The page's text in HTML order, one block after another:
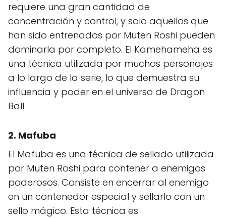
requiere una gran cantidad de
concentración y control, y solo aquellos que
han sido entrenados por Muten Roshi pueden
dominarla por completo. El Kamehameha es
una técnica utilizada por muchos personajes
a lo largo de la serie, lo que demuestra su
influencia y poder en el universo de Dragon
Ball.
2. Mafuba
El Mafuba es una técnica de sellado utilizada
por Muten Roshi para contener a enemigos
poderosos. Consiste en encerrar al enemigo
en un contenedor especial y sellarlo con un
sello mágico. Esta técnica es